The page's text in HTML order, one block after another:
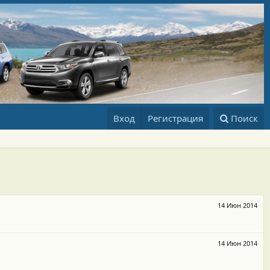
Вход Регистрация Поиск
14 Июн 2014
14 Июн 2014